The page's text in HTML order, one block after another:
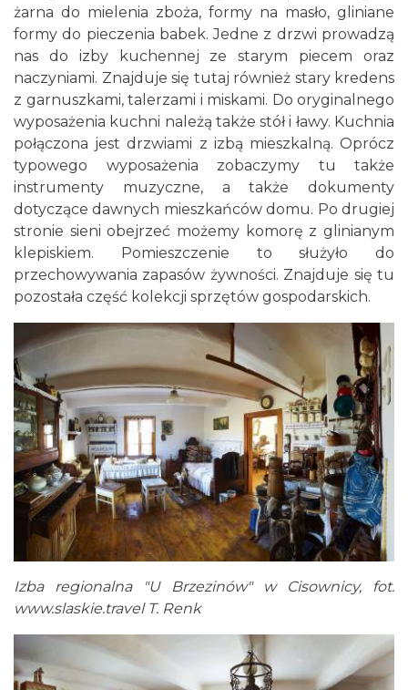
żarna do mielenia zboża, formy na masło, gliniane
formy do pieczenia babek. Jedne z drzwi prowadzą
nas do izby kuchennej ze starym piecem oraz
naczyniami. Znajduje się tutaj również stary kredens
z garnuszkami, talerzami i miskami. Do oryginalnego
wyposażenia kuchni należą także stół i ławy. Kuchnia
połączona jest drzwiami z izbą mieszkalną. Oprócz
typowego wyposażenia zobaczymy tu także
instrumenty muzyczne, a także dokumenty
dotyczące dawnych mieszkańców domu. Po drugiej
stronie sieni obejrzeć możemy komorę z glinianym
klepiskiem. Pomieszczenie to służyło do
przechowywania zapasów żywności. Znajduje się tu
pozostała część kolekcji sprzętów gospodarskich.
Izba regionalna "U Brzezinów" w Cisownicy, fot.
www.slaskie.travelT. Renk